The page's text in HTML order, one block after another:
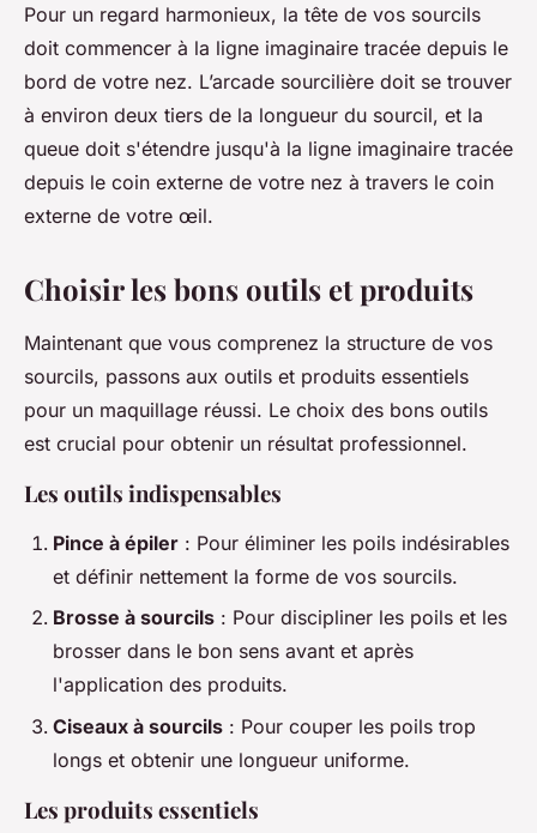
Pour un regard harmonieux, la tête de vos sourcils
doit commencer à la ligne imaginaire tracée depuis le
bord de votre nez. L’arcade sourcilière doit se trouver
à environ deux tiers de la longueur du sourcil, et la
queue doit s'étendre jusqu'à la ligne imaginaire tracée
depuis le coin externe de votre nez à travers le coin
externe de votre œil.
Choisir les bons outils et produits
Maintenant que vous comprenez la structure de vos
sourcils, passons aux outils et produits essentiels
pour un maquillage réussi. Le choix des bons outils
est crucial pour obtenir un résultat professionnel.
Les outils indispensables
Pince à épiler : Pour éliminer les poils indésirables
et définir nettement la forme de vos sourcils.
Brosse à sourcils : Pour discipliner les poils et les
brosser dans le bon sens avant et après
l'application des produits.
Ciseaux à sourcils : Pour couper les poils trop
longs et obtenir une longueur uniforme.
Les produits essentiels